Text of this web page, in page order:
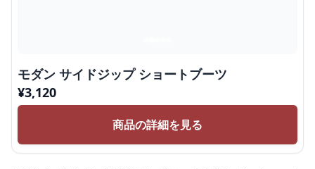
モダン サイドジップ ショートブーツ
¥3,120
商品の詳細を見る